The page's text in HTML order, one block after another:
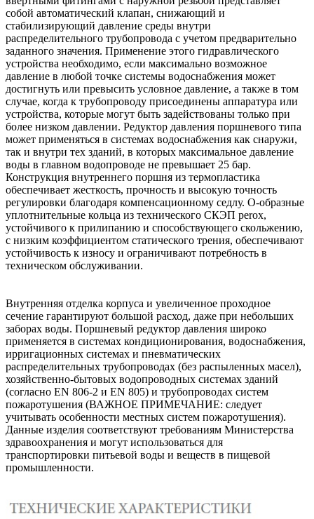
собой автоматический клапан, снижающий и
стабилизирующий давление среды внутри
распределительного трубопровода с учетом предварительно
заданного значения. Применение этого гидравлического
устройства необходимо, если максимально возможное
давление в любой точке системы водоснабжения может
достигнуть или превысить условное давление, а также в том
случае, когда к трубопроводу присоединены аппаратура или
устройства, которые могут быть задействованы только при
более низком давлении. Редуктор давления поршневого типа
может применяться в системах водоснабжения как снаружи,
так и внутри тех зданий, в которых максимальное давление
воды в главном водопроводе не превышает 25 бар.
Конструкция внутреннего поршня из термопластика
обеспечивает жесткость, прочность и высокую точность
регулировки благодаря компенсационному седлу. О-образные
уплотнительные кольца из технического СКЭП perox,
устойчивого к прилипанию и способствующего скольжению,
с низким коэффициентом статического трения, обеспечивают
устойчивость к износу и ограничивают потребность в
техническом обслуживании.
Внутренняя отделка корпуса и увеличенное проходное
сечение гарантируют большой расход, даже при небольших
заборах воды. Поршневый редуктор давления широко
применяется в системах кондиционирования, водоснабжения,
ирригационных системах и пневматических
распределительных трубопроводах (без распыленных масел),
хозяйственно-бытовых водопроводных системах зданий
(согласно EN 806-2 и EN 805) и трубопроводах систем
пожаротушения (ВАЖНОЕ ПРИМЕЧАНИЕ: следует
учитывать особенности местных систем пожаротушения).
Данные изделия соответствуют требованиям Министерства
здравоохранения и могут использоваться для
транспортировки питьевой воды и веществ в пищевой
промышленности.